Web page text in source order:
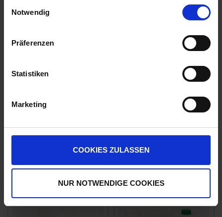
Notwendig
Präferenzen
Statistiken
Marketing
COOKIES ZULASSEN
NUR NOTWENDIGE COOKIES
Cato
124,19 € / l 7,72 € / l